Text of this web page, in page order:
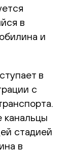
в
и
в
с
канальцы
стадией
в